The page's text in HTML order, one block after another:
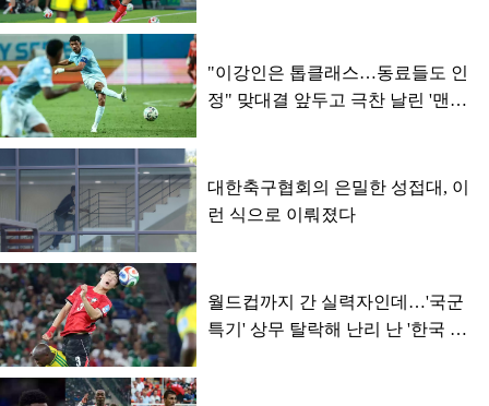
"이강인은 톱클래스…동료들도 인
정" 맞대결 앞두고 극찬 날린 '맨시
대한축구협회의 은밀한 성접대, 이
런 식으로 이뤄졌다
월드컵까지 간 실력자인데…'국군
특기' 상무 탈락해 난리 난 '한국 국